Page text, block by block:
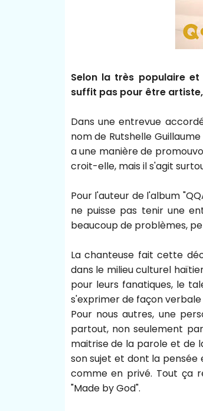
Selon la très populaire
suffit pas pour être
Dans une entrevue
nom de Rutshelle
a une manière de
croit-elle, mais il s'agit
Pour l'auteur de l'album
ne puisse pas tenir une
beaucoup de problèmes,
La chanteuse fait cette
dans le milieu culturel
pour leurs fanatiques, le
s'exprimer de façon
Pour nous autres, une
partout, non seulement
maitrise de la parole et de
son sujet et dont la
comme en privé. Tout ça
"Made by God".